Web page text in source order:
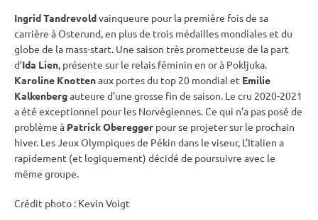
Ingrid Tandrevoldvainqueure pour la première fois de sa
carrière à Osterund, en plus de trois médailles mondiales et du
globe de la mass-start. Une saison très prometteuse de la part
d’Ida Lien, présente sur le relais féminin en or à Pokljuka.
Karoline Knottenaux portes du top 20 mondial et Emilie
Kalkenbergauteure d’une grosse fin de saison. Le cru 2020-2021
a été exceptionnel pour les Norvégiennes. Ce qui n’a pas posé de
problème à Patrick Oberegger pour se projeter sur le prochain
hiver. LesJeux Olympiquesde Pékin dans le viseur, L’Italien a
rapidement (et logiquement) décidé de poursuivre avec le
même groupe.
Crédit photo : Kevin Voigt